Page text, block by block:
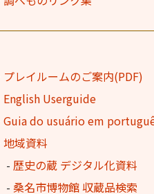
プレイルームのご案内(PDF)
English Userguide
Guia do usuário em
地域資料
- 歴史の蔵 デジタル化資料
- 桑名市博物館 収蔵品検索